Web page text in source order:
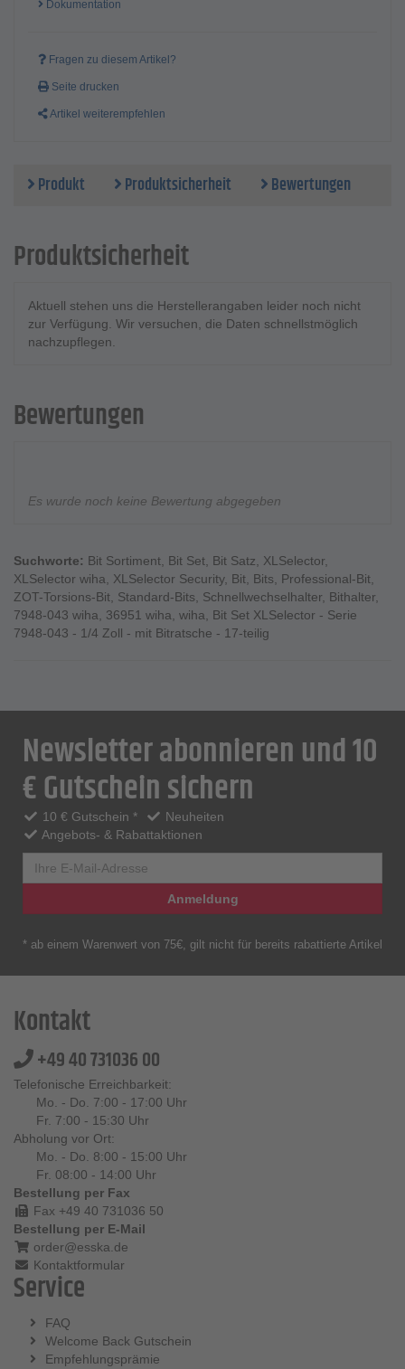
1 x ZOT-Torsions-Bit, TORX® - Form C 6,3, T30 x 25 mm
1 x Bitratsche 1/4 Zoll - 1/4 x 90 mm, mit Daumenrad
Gewicht - 248 g
Dokumentation
Fragen zu diesem Artikel?
Seite drucken
Artikel weiterempfehlen
Produkt Produktsicherheit Bewertungen
Produktsicherheit
Aktuell stehen uns die Herstellerangaben leider noch nicht
zur Verfügung. Wir versuchen, die Daten schnellstmöglich
nachzupflegen.
Bewertungen
Es wurde noch keine Bewertung abgegeben
Suchworte: Bit Sortiment, Bit Set, Bit Satz, XLSelector,
XLSelector wiha, XLSelector Security, Bit, Bits, Professional-Bit,
ZOT-Torsions-Bit, Standard-Bits, Schnellwechselhalter, Bithalter,
7948-043 wiha, 36951 wiha, wiha, Bit Set XLSelector - Serie
7948-043 - 1/4 Zoll - mit Bitratsche - 17-teilig
Newsletter abonnieren und 10
€ Gutschein sichern
10 € Gutschein *
Neuheiten
Angebots- & Rabattaktionen
Anmeldung
* ab einem Warenwert von 75€, gilt nicht für bereits rabattierte Artikel
Kontakt
+49 40 731036 00
Telefonische Erreichbarkeit:
Mo. - Do. 7:00 - 17:00 Uhr
Fr. 7:00 - 15:30 Uhr
Abholung vor Ort:
Mo. - Do. 8:00 - 15:00 Uhr
Fr. 08:00 - 14:00 Uhr
Bestellung per Fax
Fax +49 40 731036 50
Bestellung per E-Mail
order@esska.de
Kontaktformular
Service
FAQ
Welcome Back Gutschein
Empfehlungsprämie